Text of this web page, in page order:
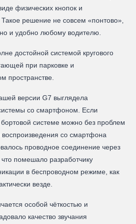
физических кнопок и
решение не совсем «понтово»,
и удобно любому водителю.
достойной системой кругового
при парковке и
пространстве.
версии G7 выглядела
со смартфоном. Если
системе можно без проблем
со смартфона
проводное соединение через
помешало разработчику
в беспроводном режиме, как
везде.
особой чёткостью и
качество звучания